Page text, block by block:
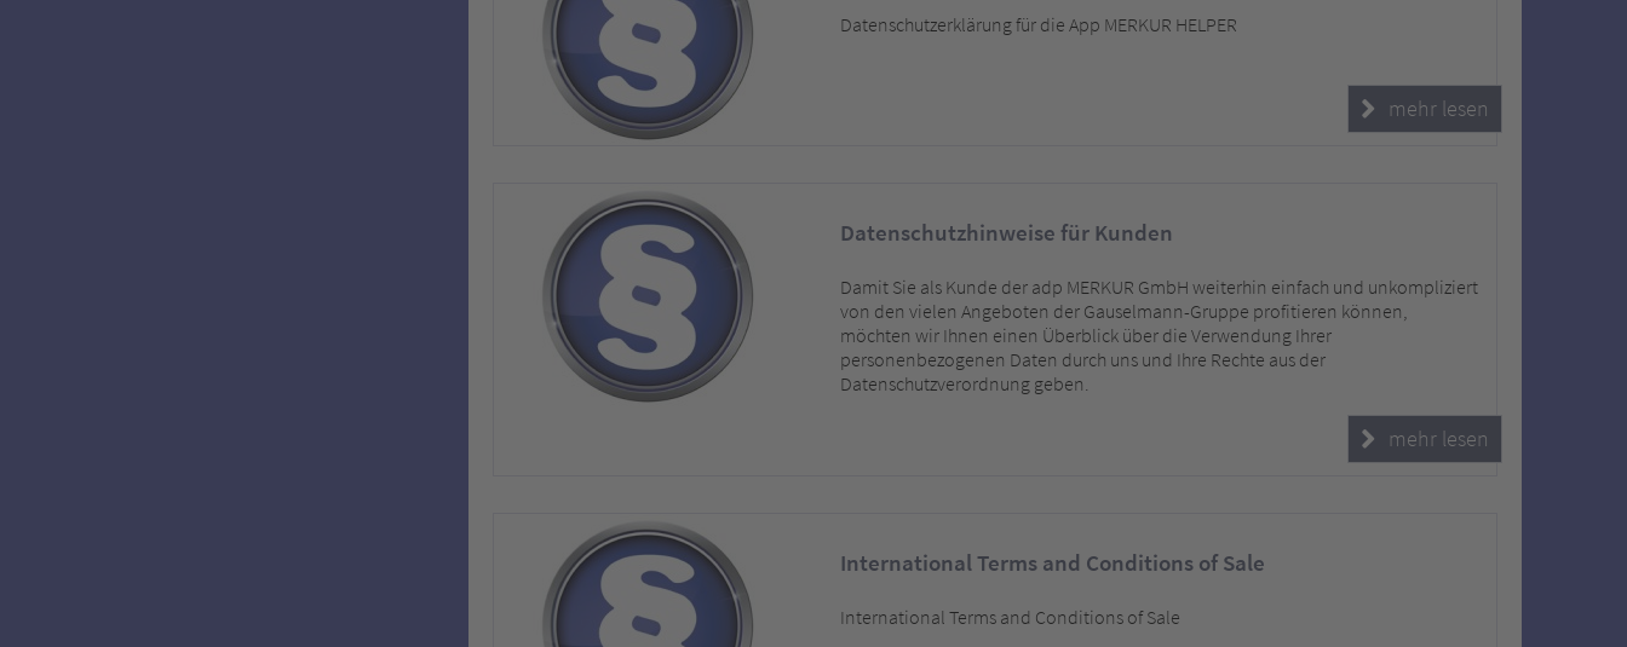
Datenschutzerklärung für die App MERKUR HELPER
mehr lesen
Datenschutzhinweise für Kunden
Damit Sie als Kunde der adp MERKUR GmbH weiterhin einfach und unkompliziert
von den vielen Angeboten der Gauselmann-Gruppe profitieren können,
möchten wir Ihnen einen Überblick über die Verwendung Ihrer
personenbezogenen Daten durch uns und Ihre Rechte aus der
Datenschutzverordnung geben.
mehr lesen
International Terms and Conditions of Sale
International Terms and Conditions of Sale